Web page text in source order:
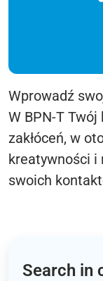
Wprowadź
W BPN-T Twój
zakłóceń, w
kreatywności i
swoich
Search in